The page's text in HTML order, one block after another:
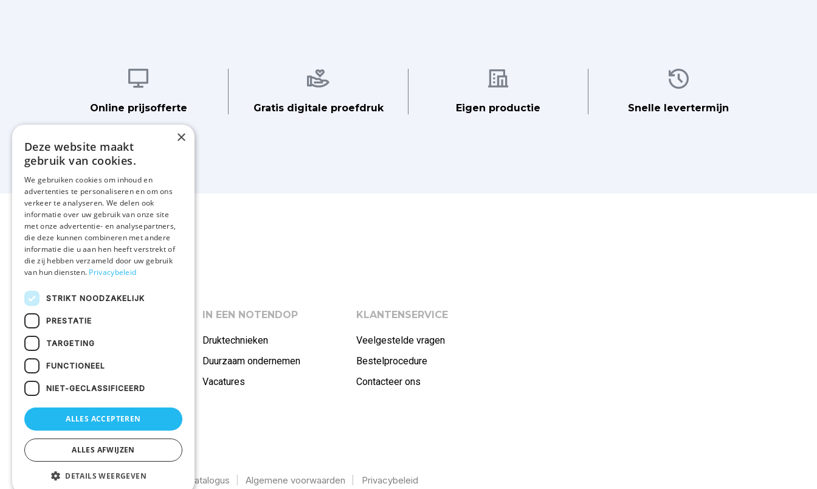
Online prijsofferte
Afbeelding
Gratis digitale proefdruk
Afbeelding
Eigen productie
Afbeelding
Snelle levertermijn
Polo's
Promotiekleding
IN EEN NOTENDOP
Druktechnieken
Duurzaam ondernemen
Vacatures
KLANTENSERVICE
Veelgestelde vragen
Bestelprocedure
Contacteer ons
©2026Uw textiel bedrukken Catalogus Algemene voorwaarden Privacybeleid
×
Deze website maakt
gebruik van cookies.
We gebruiken cookies om inhoud en
advertenties te personaliseren en om ons
verkeer te analyseren. We delen ook
informatie over uw gebruik van onze site
met onze advertentie- en analysepartners,
die deze kunnen combineren met andere
informatie die u aan hen heeft verstrekt of
die zij hebben verzameld door uw gebruik
van hun diensten. Privacybeleid
STRIKT NOODZAKELIJK
PRESTATIE
TARGETING
FUNCTIONEEL
NIET-GECLASSIFICEERD
ALLES ACCEPTEREN
ALLES AFWIJZEN
DETAILS WEERGEVEN